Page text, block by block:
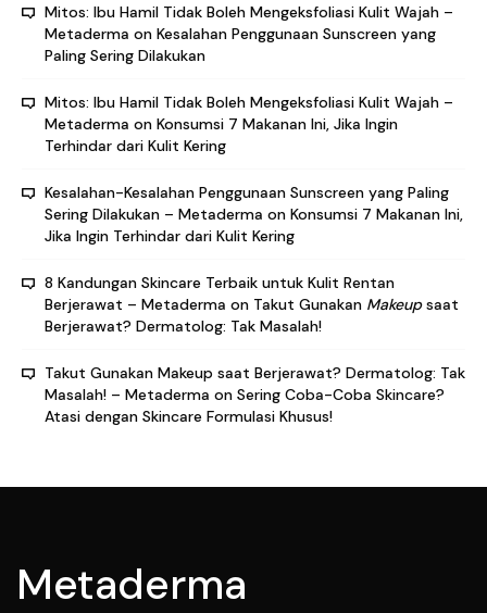
Mitos: Ibu Hamil Tidak Boleh Mengeksfoliasi Kulit Wajah –
Metaderma on Kesalahan Penggunaan Sunscreen yang
Paling Sering Dilakukan
Mitos: Ibu Hamil Tidak Boleh Mengeksfoliasi Kulit Wajah –
Metaderma on Konsumsi 7 Makanan Ini, Jika Ingin
Terhindar dari Kulit Kering
Kesalahan-Kesalahan Penggunaan Sunscreen yang Paling
Sering Dilakukan – Metaderma on Konsumsi 7 Makanan Ini,
Jika Ingin Terhindar dari Kulit Kering
8 Kandungan Skincare Terbaik untuk Kulit Rentan
Berjerawat – Metaderma on Takut Gunakan Makeupsaat
Berjerawat? Dermatolog: Tak Masalah!
Takut Gunakan Makeup saat Berjerawat? Dermatolog: Tak
Masalah! – Metaderma on Sering Coba-Coba Skincare?
Atasi dengan Skincare Formulasi Khusus!
Metaderma